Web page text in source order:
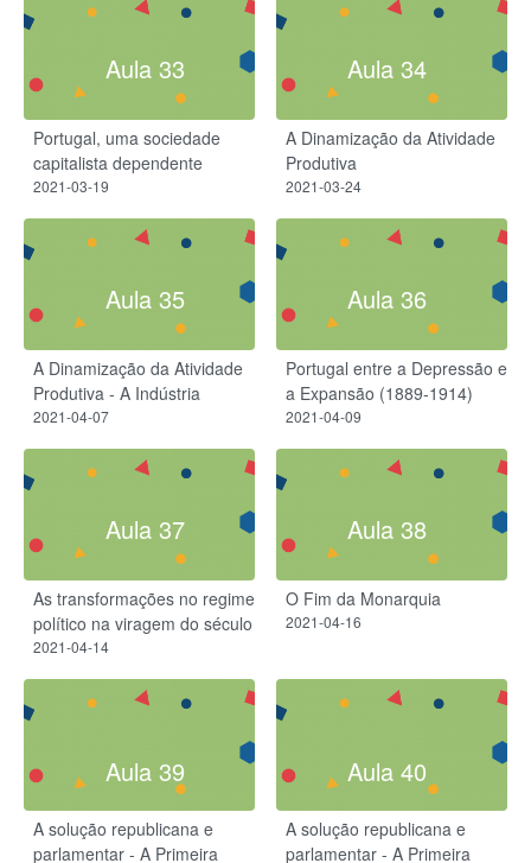
Aula 33
Portugal, uma sociedade
capitalista dependente
2021-03-19
Aula 34
A Dinamização da Atividade
Produtiva
2021-03-24
Aula 35
A Dinamização da Atividade
Produtiva - A Indústria
2021-04-07
Aula 36
Portugal entre a Depressão e
a Expansão (1889-1914)
2021-04-09
Aula 37
As transformações no regime
político na viragem do século
2021-04-14
Aula 38
O Fim da Monarquia
2021-04-16
Aula 39
A solução republicana e
parlamentar - A Primeira
Aula 40
A solução republicana e
parlamentar - A Primeira